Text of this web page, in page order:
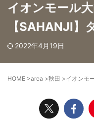
イオンモール
【SAHANJI】
2022年4月19日
HOME >area >秋田 >イオンモ